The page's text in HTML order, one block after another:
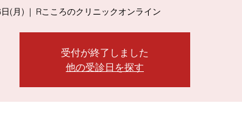
(月)
  |
Rこころのクリニックオンライン
受付が終了しました
他の受診日を探す